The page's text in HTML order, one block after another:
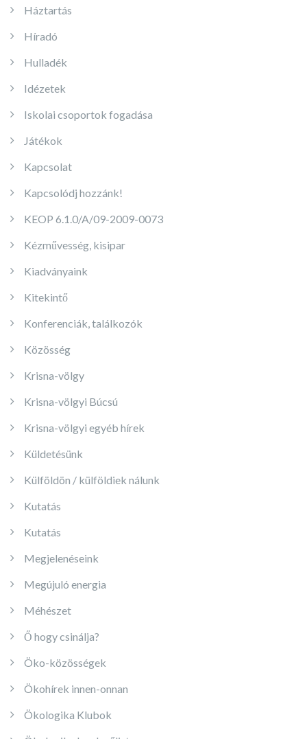
Háztartás
Híradó
Hulladék
Idézetek
Iskolai csoportok fogadása
Játékok
Kapcsolat
Kapcsolódj hozzánk!
KEOP 6.1.0/A/09-2009-0073
Kézművesség, kisipar
Kiadványaink
Kitekintő
Konferenciák, találkozók
Közösség
Krisna-völgy
Krisna-völgyi Búcsú
Krisna-völgyi egyéb hírek
Küldetésünk
Külföldön / külföldiek nálunk
Kutatás
Kutatás
Megjelenéseink
Megújuló energia
Méhészet
Ő hogy csinálja?
Öko-közösségek
Ökohírek innen-onnan
Ökologika Klubok